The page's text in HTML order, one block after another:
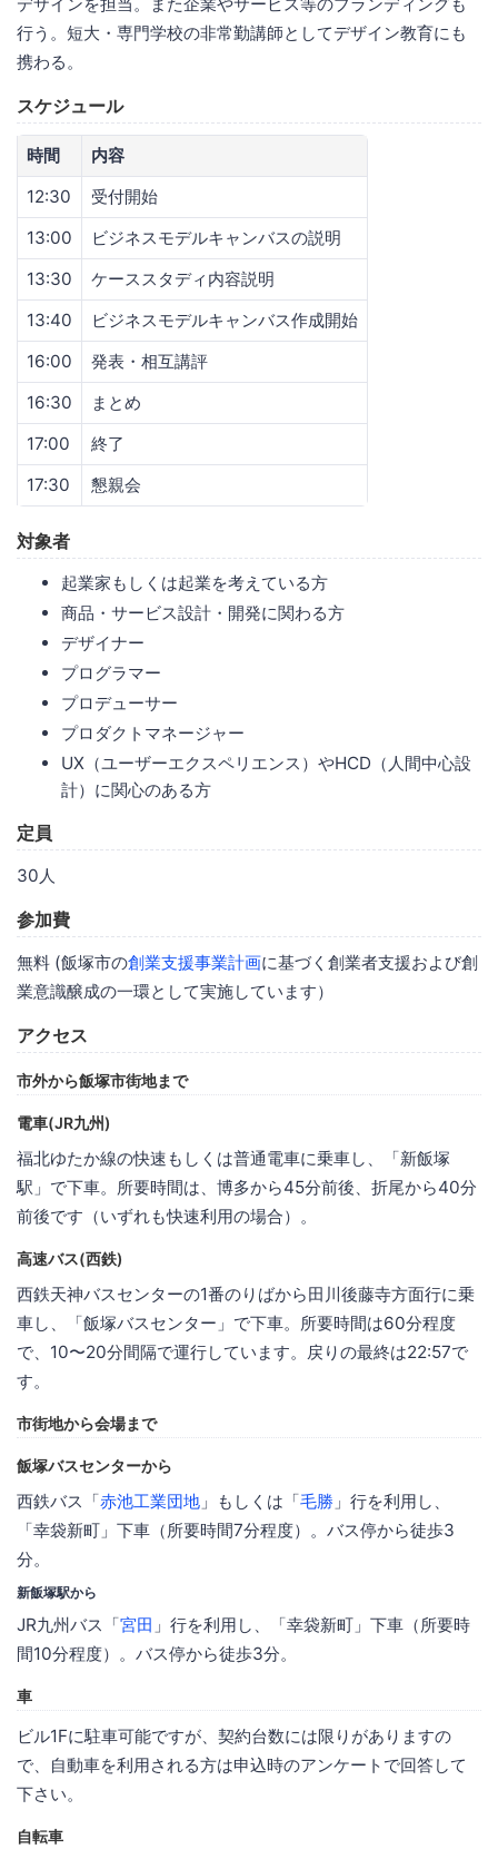
行う。短大・専門学校の非常勤講師としてデザイン教育にも
携わる。
スケジュール
時間
内容
12:30
受付開始
13:00
ビジネスモデルキャンバスの説明
13:30
ケーススタディ内容説明
13:40
ビジネスモデルキャンバス作成開始
16:00
発表・相互講評
16:30
まとめ
17:00
終了
17:30
懇親会
対象者
起業家もしくは起業を考えている方
商品・サービス設計・開発に関わる方
デザイナー
プログラマー
プロデューサー
プロダクトマネージャー
UX（ユーザーエクスペリエンス）やHCD（人間中心設
計）に関心のある方
定員
30人
参加費
無料 (飯塚市の創業支援事業計画に基づく創業者支援および創
業意識醸成の一環として実施しています）
アクセス
市外から飯塚市街地まで
電車(JR九州)
福北ゆたか線の快速もしくは普通電車に乗車し、「新飯塚
駅」で下車。所要時間は、博多から45分前後、折尾から40分
前後です（いずれも快速利用の場合）。
高速バス(西鉄)
西鉄天神バスセンターの1番のりばから田川後藤寺方面行に乗
車し、「飯塚バスセンター」で下車。所要時間は60分程度
で、10〜20分間隔で運行しています。戻りの最終は22:57で
す。
市街地から会場まで
飯塚バスセンターから
西鉄バス「赤池工業団地 」もしくは「毛勝 」行を利用し、
「幸袋新町」下車（所要時間7分程度）。バス停から徒歩3
分。
新飯塚駅から
JR九州バス「宮田 」行を利用し、「幸袋新町」下車（所要時
間10分程度）。バス停から徒歩3分。
車
ビル1Fに駐車可能ですが、契約台数には限りがありますの
で、自動車を利用される方は申込時のアンケートで回答して
下さい。
自転車